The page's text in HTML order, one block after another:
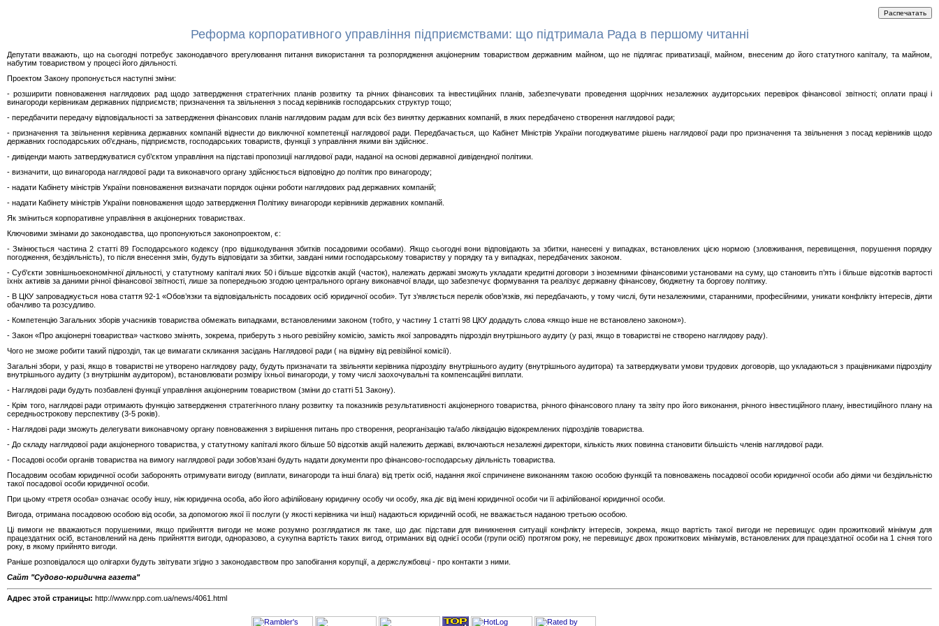
Реформа корпоративного управління підприємствами: що підтримала Рада в першому читанні
Депутати вважають, що на сьогодні потребує законодавчого врегулювання питання використання та розпорядження акціонерним товариством державним майном, що не підлягає приватизації, майном, внесеним до його статутного капіталу, та майном,
набутим товариством у процесі його діяльності.
Проектом Закону пропонується наступні зміни:
- розширити повноваження наглядових рад щодо затвердження стратегічних планів розвитку та річних фінансових та інвестиційних планів, забезпечувати проведення щорічних незалежних аудиторських перевірок фінансової звітності; оплати праці і
винагороди керівникам державних підприємств; призначення та звільнення з посад керівників господарських структур тощо;
- передбачити передачу відповідальності за затвердження фінансових планів наглядовим радам для всіх без винятку державних компаній, в яких передбачено створення наглядової ради;
- призначення та звільнення керівника державних компаній віднести до виключної компетенції наглядової ради. Передбачається, що Кабінет Міністрів України погоджуватиме рішень наглядової ради про призначення та звільнення з посад керівників щодо
державних господарських об'єднань, підприємств, господарських товариств, функції з управління якими він здійснює.
- дивіденди мають затверджуватися суб’єктом управління на підставі пропозиції наглядової ради, наданої на основі державної дивідендної політики.
- визначити, що винагорода наглядової ради та виконавчого органу здійснюється відповідно до політик про винагороду;
- надати Кабінету міністрів України повноваження визначати порядок оцінки роботи наглядових рад державних компаній;
- надати Кабінету міністрів України повноваження щодо затвердження Політику винагороди керівників державних компаній.
Як зміниться корпоративне управління в акціонерних товариствах.
Ключовими змінами до законодавства, що пропонуються законопроектом, є:
- Змінюється частина 2 статті 89 Господарського кодексу (про відшкодування збитків посадовими особами). Якщо сьогодні вони відповідають за збитки, нанесені у випадках, встановлених цією нормою (зловживання, перевищення, порушення порядку
погодження, бездіяльність), то після внесення змін, будуть відповідати за збитки, завдані ними господарському товариству у порядку та у випадках, передбачених законом.
- Суб'єкти зовнішньоекономічної діяльності, у статутному капіталі яких 50 і більше відсотків акцій (часток), належать державі зможуть укладати кредитні договори з іноземними фінансовими установами на суму, що становить п’ять і більше відсотків вартості
їхніх активів за даними річної фінансової звітності, лише за попередньою згодою центрального органу виконавчої влади, що забезпечує формування та реалізує державну фінансову, бюджетну та боргову політику.
- В ЦКУ запроваджується нова стаття 92-1 «Обов’язки та відповідальність посадових осіб юридичної особи». Тут з’являється перелік обов’язків, які передбачають, у тому числі, бути незалежними, старанними, професійними, уникати конфлікту інтересів, діяти
обачливо та розсудливо.
- Компетенцію Загальних зборів учасників товариства обмежать випадками, встановленими законом (тобто, у частину 1 статті 98 ЦКУ додадуть слова «якщо інше не встановлено законом»).
- Закон «Про акціонерні товариства» частково змінять, зокрема, приберуть з нього ревізійну комісію, замість якої запровадять підрозділ внутрішнього аудиту (у разі, якщо в товаристві не створено наглядову раду).
Чого не зможе робити такий підрозділ, так це вимагати скликання засідань Наглядової ради ( на відміну від ревізійної комісії).
Загальні збори, у разі, якщо в товаристві не утворено наглядову раду, будуть призначати та звільняти керівника підрозділу внутрішнього аудиту (внутрішнього аудитора) та затверджувати умови трудових договорів, що укладаються з працівниками підрозділу
внутрішнього аудиту (з внутрішнім аудитором), встановлювати розміру їхньої винагороди, у тому числі заохочувальні та компенсаційні виплати.
- Наглядові ради будуть позбавлені функції управління акціонерним товариством (зміни до статті 51 Закону).
- Крім того, наглядові ради отримають функцію затвердження стратегічного плану розвитку та показників результативності акціонерного товариства, річного фінансового плану та звіту про його виконання, річного інвестиційного плану, інвестиційного плану на
середньострокову перспективу (3-5 років).
- Наглядові ради зможуть делегувати виконавчому органу повноваження з вирішення питань про створення, реорганізацію та/або ліквідацію відокремлених підрозділів товариства.
- До складу наглядової ради акціонерного товариства, у статутному капіталі якого більше 50 відсотків акцій належить державі, включаються незалежні директори, кількість яких повинна становити більшість членів наглядової ради.
- Посадові особи органів товариства на вимогу наглядової ради зобов’язані будуть надати документи про фінансово-господарську діяльність товариства.
Посадовим особам юридичної особи заборонять отримувати вигоду (виплати, винагороди та інші блага) від третіх осіб, надання якої спричинене виконанням такою особою функцій та повноважень посадової особи юридичної особи або діями чи бездіяльністю
такої посадової особи юридичної особи.
При цьому «третя особа» означає особу іншу, ніж юридична особа, або його афілійовану юридичну особу чи особу, яка діє від імені юридичної особи чи її афілійованої юридичної особи.
Вигода, отримана посадовою особою від особи, за допомогою якої її послуги (у якості керівника чи інші) надаються юридичній особі, не вважається наданою третьою особою.
Ці вимоги не вважаються порушеними, якщо прийняття вигоди не може розумно розглядатися як таке, що дає підстави для виникнення ситуації конфлікту інтересів, зокрема, якщо вартість такої вигоди не перевищує один прожитковий мінімум для
працездатних осіб, встановлений на день прийняття вигоди, одноразово, а сукупна вартість таких вигод, отриманих від однієї особи (групи осіб) протягом року, не перевищує двох прожиткових мінімумів, встановлених для працездатної особи на 1 січня того
року, в якому прийнято вигоди.
Раніше розповідалося що олігархи будуть звітувати згідно з законодавством про запобігання корупції, а держслужбовці - про контакти з ними.
Сайт "Судово-юридична газета"
Адрес этой страницы: http://www.npp.com.ua/news/4061.html